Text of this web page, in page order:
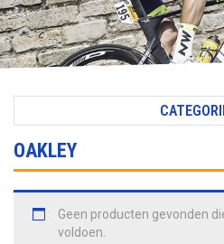
OAKLEY
Geen producten gevonden
voldoen.